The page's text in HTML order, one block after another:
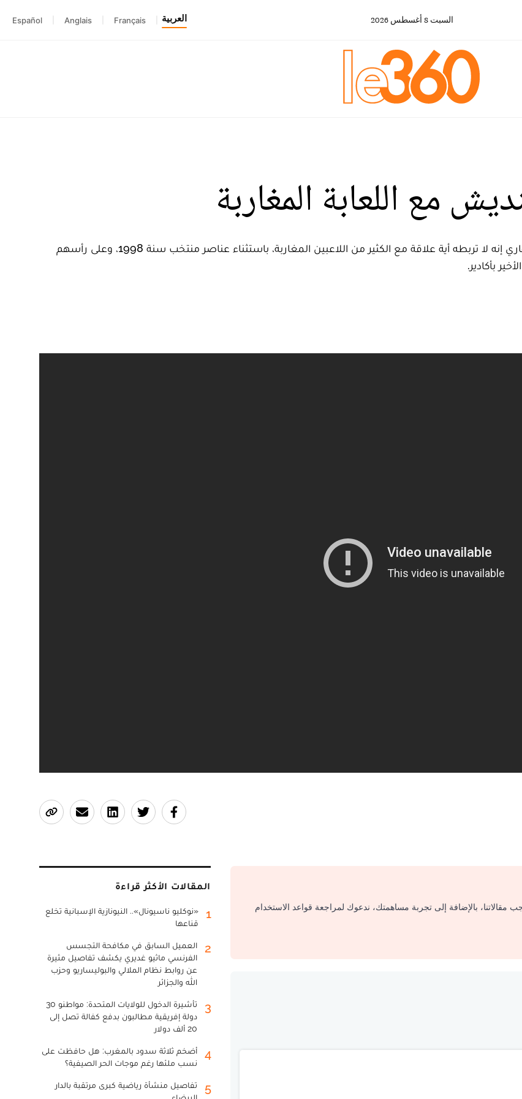
السبت 8 أغسطس 2026 العربية Français
Anglais
Español
مع اللعابة المغاربة
قال البطل العالمي في رياضة الكيك بوكسينغ بدر هاري إنه لا تربطه أية علاقة مع الكثير من اللاعبين المغاربة، باستثناء عناصر منتخب سنة 1998، وعلى رأسهم
بأكادير.
مقالاتنا، بالإضافة إلى تجربة مساهمتك، ندعوك لمراجعة قواعد الاستخدام
المقالات الأكثر قراءة
1
«نوكليو ناسيونال».. النيونازية الإسبانية تخلع
قناعها
2
العميل السابق في مكافحة التجسس
الفرنسي ماثيو غديري يكشف تفاصيل مثيرة
عن روابط نظام الملالي والبوليساريو وحزب
الله والجزائر
3
تأشيرة الدخول للولايات المتحدة: مواطنو 30
دولة إفريقية مطالبون بدفع كفالة تصل إلى
20 ألف دولار
4
أضخم ثلاثة سدود بالمغرب: هل حافظت على
نسب ملئها رغم موجات الحر الصيفية؟
5
تفاصيل منشأة رياضية كبرى مرتقبة بالدار